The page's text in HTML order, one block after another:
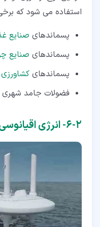
استفاده می شود که
پسماندهای صنایع
پسماندهای صنایع
پسماندهای کشاورزی
فضولات جامد شهری
۲‏-‏۶‏- انرژی اقیانوسی (Ocean Energy)